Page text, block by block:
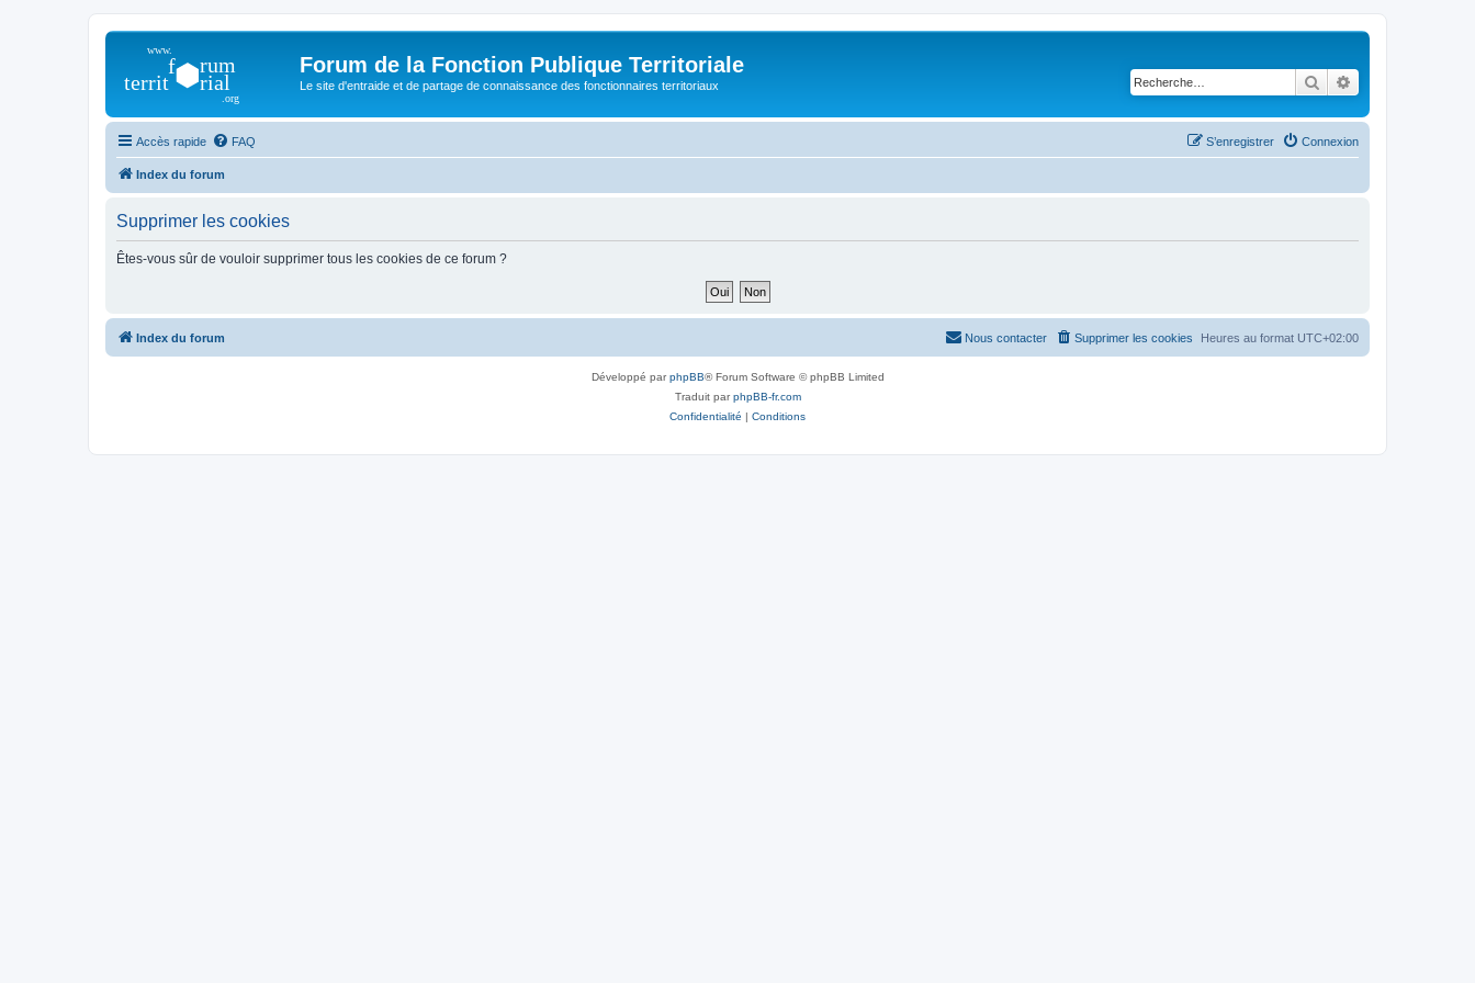
Forum de la Fonction Publique Territoriale
Le site d'entraide et de partage de connaissance des fonctionnaires territoriaux Rechercher
Accès rapide FAQ Connexion
S’enregistrer
Index du forum
Supprimer les cookies
Êtes-vous sûr de vouloir supprimer tous les cookies de ce forum ?
Index du forum Heures au format UTC+02:00
Supprimer les cookies
Nous contacter
Développé parphpBB® Forum Software © phpBB Limited
Traduit parphpBB-fr.com
Confidentialité | Conditions